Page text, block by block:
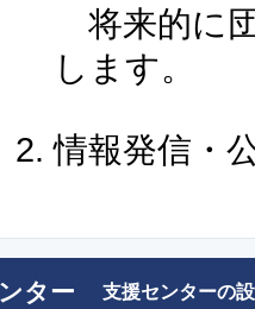
将来的に
します。
情報発信・
ター
支援センターの